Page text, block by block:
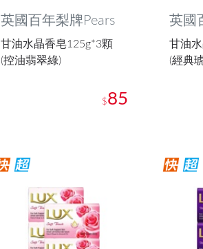
英國百年梨牌Pears
甘油水晶香皂125g*3顆
(控油翡翠綠)
$85
英國
甘油
(經典